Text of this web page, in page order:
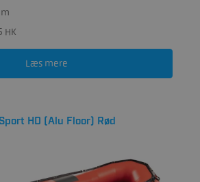
HK
Læs mere
HD (Alu Floor) Rød